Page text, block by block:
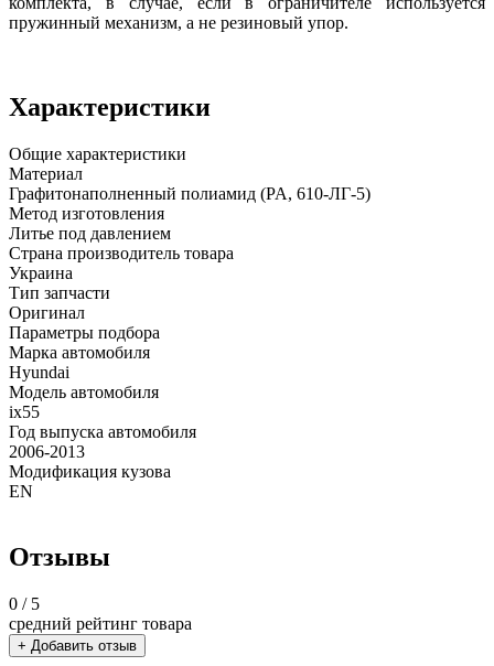
пружинный механизм, а не резиновый упор.
Характеристики
Общие характеристики
Материал
Графитонаполненный полиамид (PA, 610-ЛГ-5)
Метод изготовления
Литье под давлением
Страна производитель товара
Украина
Тип запчасти
Оригинал
Параметры подбора
Марка автомобиля
Hyundai
Модель автомобиля
ix55
Год выпуска автомобиля
2006-2013
Модификация кузова
EN
Отзывы
0 / 5
средний рейтинг товара
+ Добавить отзыв